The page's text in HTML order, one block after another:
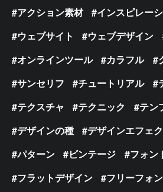
アクション素材
インスピレー
ウェブサイト
ウェブデザイン
オンラインツール
カラフル
サンセリフ
チュートリアル
テクスチャ
テクニック
テン
デザインの種
デザインエフェ
パターン
ビンテージ
フォン
フラットデザイン
フリーフォ